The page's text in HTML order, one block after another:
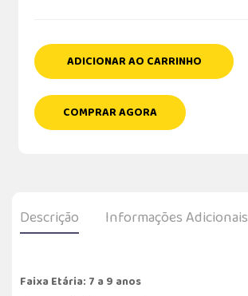
ADICIONAR AO CARRINHO
COMPRAR AGORA
Descrição Informações Adicionais
Faixa Etária: 7 a 9 anos